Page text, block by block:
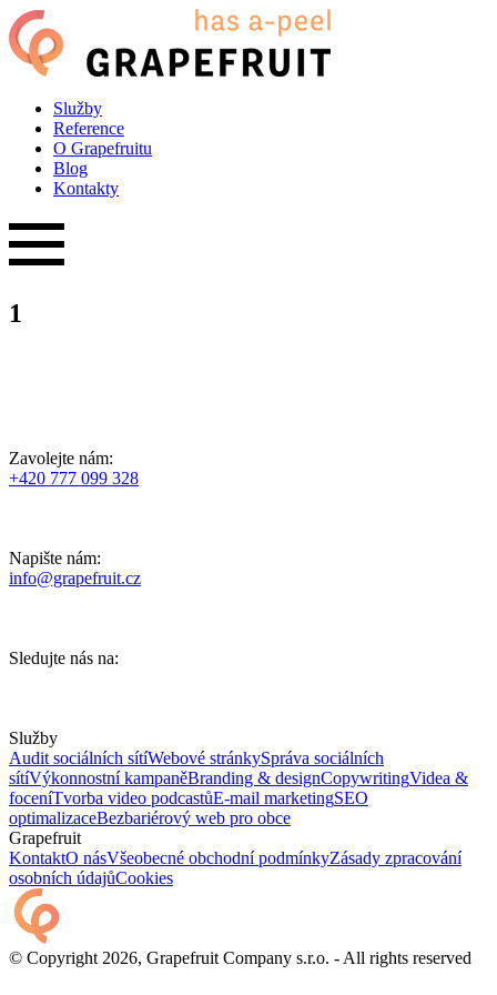
Služby
Reference
O Grapefruitu
Blog
Kontakty
1
Zavolejte nám:
+420 777 099 328
Napište nám:
info@grapefruit.cz
Sledujte nás na:
Služby
Audit sociálních sítíWebové stránkySpráva sociálních
sítíVýkonnostní kampaněBranding & designCopywritingVidea &
foceníTvorba video podcastůE-mail marketingSEO
optimalizaceBezbariérový web pro obce
Grapefruit
KontaktO násVšeobecné obchodní podmínkyZásady zpracování
osobních údajůCookies
© Copyright 2026, Grapefruit Company s.r.o. - All rights reserved